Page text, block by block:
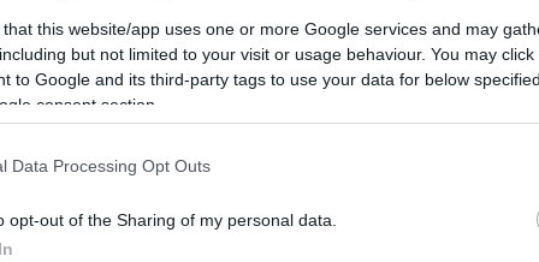
that this website/app uses one or more Google services and may
but not limited to your visit or usage behaviour. You may
to Google and its third-party tags to use your data for below
consent section.
Data Processing Opt Outs
opt-out of the Sharing of my personal data.
SAGAt8GwVp
Celebrity (@DailyMailCeleb)January 16,
Η ηθοποιός δεσμεύτηκε να στηρίξει το